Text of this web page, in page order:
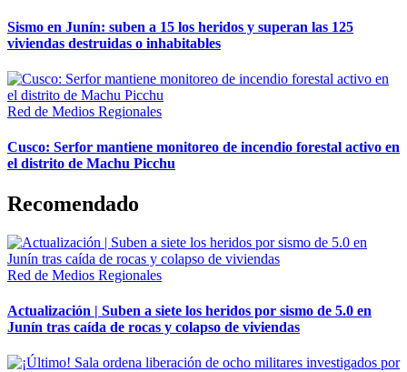
Sismo en Junín: suben a 15 los heridos y superan las 125
viviendas destruidas o inhabitables
Red de Medios Regionales
Cusco: Serfor mantiene monitoreo de incendio forestal activo en
el distrito de Machu Picchu
Recomendado
Red de Medios Regionales
Actualización | Suben a siete los heridos por sismo de 5.0 en
Junín tras caída de rocas y colapso de viviendas